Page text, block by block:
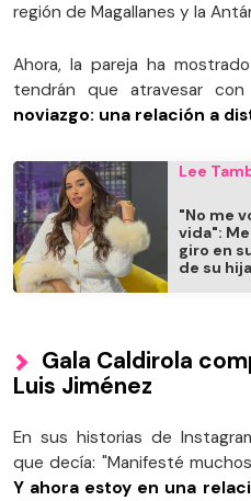
región de Magallanes y la
Ahora, la pareja ha
tendrán que atravesar
noviazgo: una relación a
Lee
"No me
vida":
giro en
de su
Gala Caldirola
Luis Jiménez
En sus historias de
que decía: "Manifesté
Y ahora estoy en una